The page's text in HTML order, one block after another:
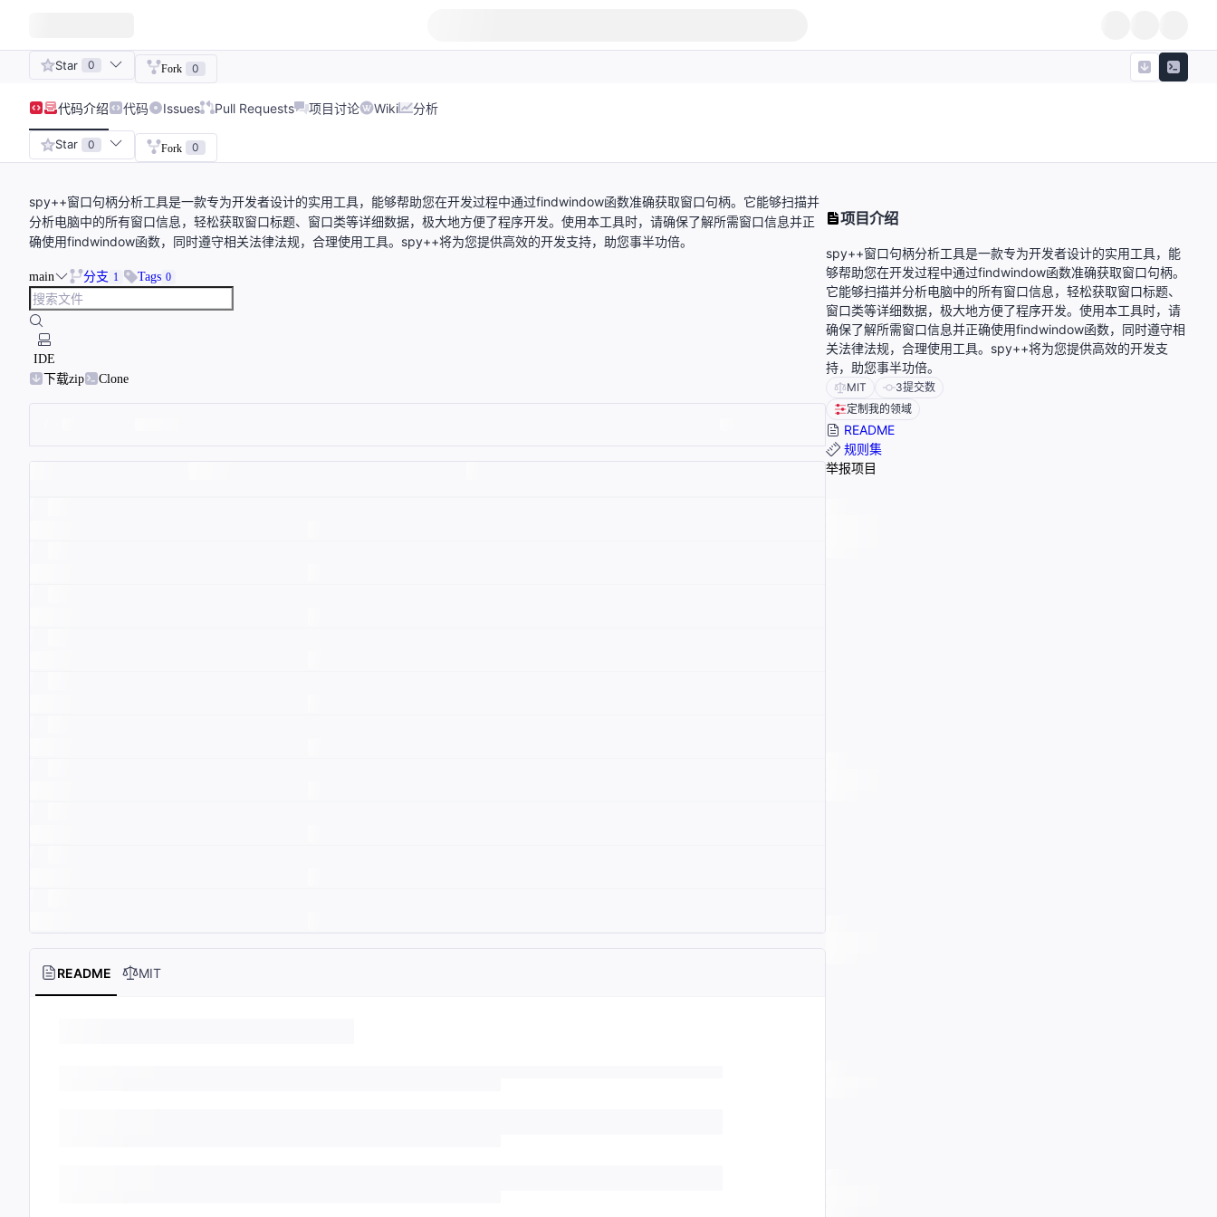
Star 0 Fork 0
代码介绍 代码 Issues Pull Requests 项目讨论 Wiki 分析
Star 0 Fork 0
spy++窗口句柄分析工具是一款专为开发者设计的实用工具，能够帮助您在开发过程中通过findwindow函数准确获取窗口句柄。它能够扫描并
分析电脑中的所有窗口信息，轻松获取窗口标题、窗口类等详细数据，极大地方便了程序开发。使用本工具时，请确保了解所需窗口信息并正
确使用findwindow函数，同时遵守相关法律法规，合理使用工具。spy++将为您提供高效的开发支持，助您事半功倍。
main 分支 1 Tags 0
IDE
下载zip
Clone
README MIT
项目介绍
spy++窗口句柄分析工具是一款专为开发者设计的实用工具，能
够帮助您在开发过程中通过findwindow函数准确获取窗口句柄。
它能够扫描并分析电脑中的所有窗口信息，轻松获取窗口标题、
窗口类等详细数据，极大地方便了程序开发。使用本工具时，请
确保了解所需窗口信息并正确使用findwindow函数，同时遵守相
关法律法规，合理使用工具。spy++将为您提供高效的开发支
持，助您事半功倍。
MIT 3提交数
定制我的领域
README
规则集
举报项目